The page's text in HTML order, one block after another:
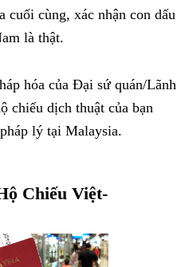
cuối cùng, xác nhận con dấu
là thật.
hóa của Đại sứ quán/Lãnh
chiếu dịch thuật của bạn
lý tại Malaysia.
Chiếu Việt-